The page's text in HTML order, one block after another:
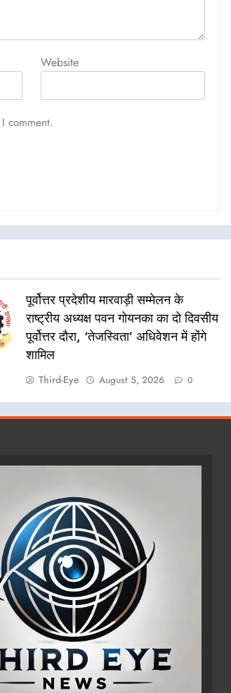
Website
comment.
पूर्वोत्तर प्रदेशीय मारवाड़ी सम्मेलन के
राष्ट्रीय अध्यक्ष पवन गोयनका का दो दिवसीय
पूर्वोत्तर दौरा, ‘तेजस्विता’ अधिवेशन में होंगे
शामिल
Third-Eye August 5, 2026 0